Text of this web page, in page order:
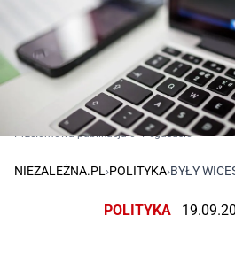
Przełomowa publikacja o "Pegasusie"
NIEZALEŻNA.PL ›POLITYKA›BYŁY
POLITYKA